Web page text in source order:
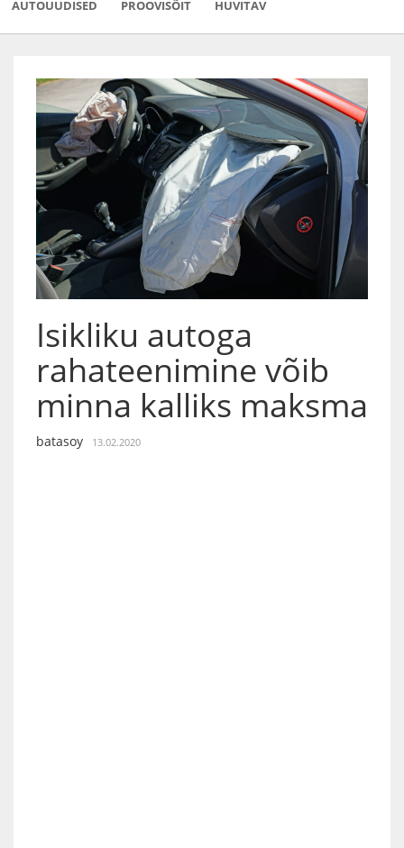
AUTOUUDISED PROOVISÕIT HUVITAV
Isikliku autoga
rahateenimine võib
minna kalliks maksma
batasoy 13.02.2020